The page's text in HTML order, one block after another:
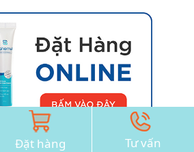
Đặt hàng Tư vấn